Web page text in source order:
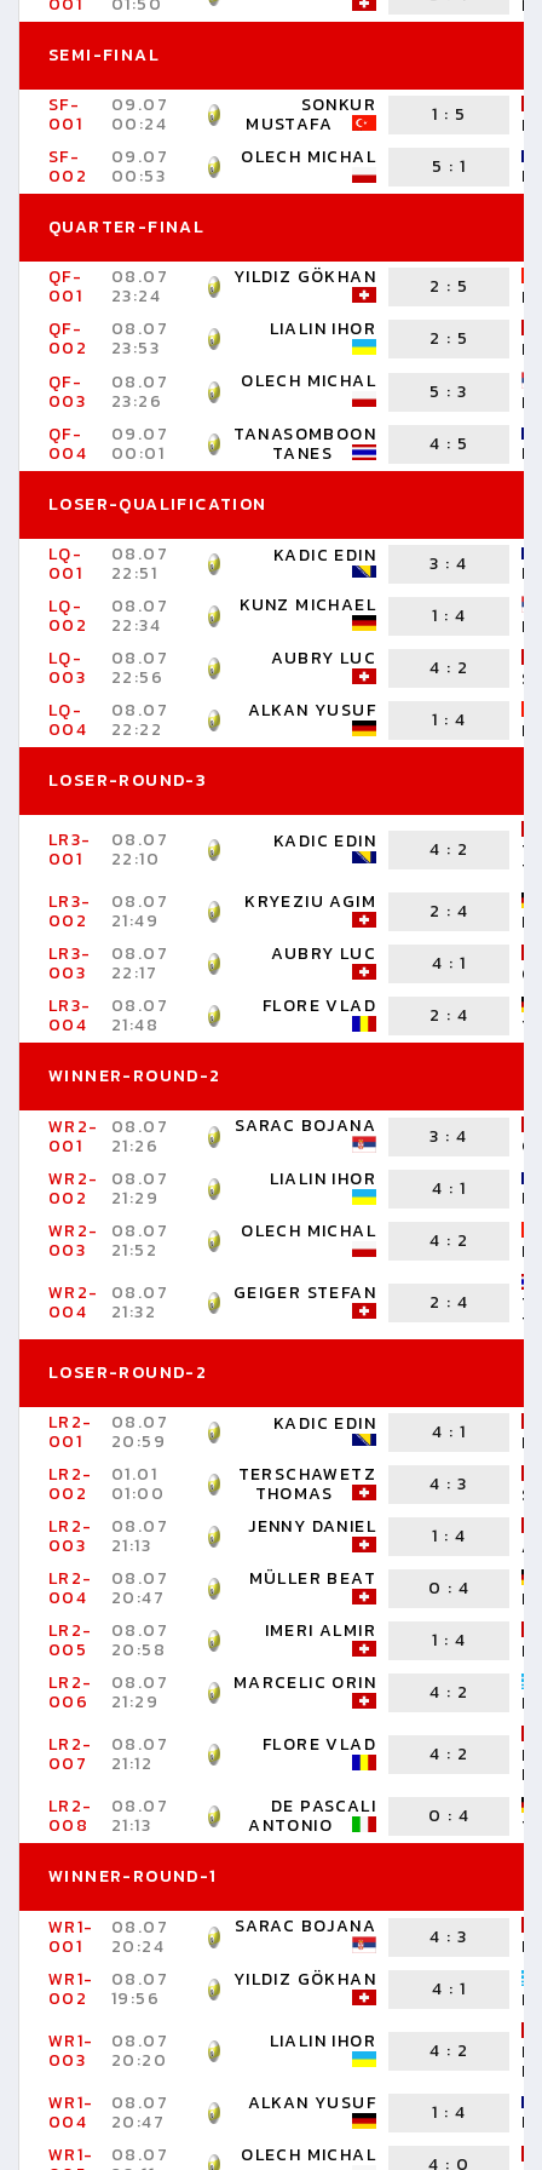
SEMI-FINAL
SF-
001
09.07
00:24
SONKUR
MUSTAFA 1 : 5
SF-
002
09.07
00:53
OLECH MICHAL 5 : 1
QUARTER-FINAL
QF-
001
08.07
23:24
YILDIZ GÖKHAN 2 : 5
QF-
002
08.07
23:53
LIALIN IHOR 2 : 5
QF-
003
08.07
23:26
OLECH MICHAL 5 :3
QF-
004
09.07
00:01
TANASOMBOON
TANES 4 : 5
LOSER-QUALIFICATION
LQ-
001
08.07
22:51
KADIC EDIN 3 :4
LQ-
002
08.07
22:34
KUNZ MICHAEL 1 : 4
LQ-
003
08.07
22:56
AUBRY LUC 4 : 2
LQ-
004
08.07
22:22
ALKAN YUSUF 1 : 4
LOSER-ROUND-3
LR3-
001
08.07
22:10
KADIC EDIN 4 : 2
LR3-
002
08.07
21:49
KRYEZIU AGIM 2 : 4
LR3-
003
08.07
22:17
AUBRY LUC 4 : 1
LR3-
004
08.07
21:48
FLORE VLAD 2 : 4
WINNER-ROUND-2
WR2-
001
08.07
21:26
SARAC BOJANA 3 :4
WR2-
002
08.07
21:29
LIALIN IHOR 4 : 1
WR2-
003
08.07
21:52
OLECH MICHAL 4 : 2
WR2-
004
08.07
21:32
GEIGER STEFAN 2 : 4
LOSER-ROUND-2
LR2-
001
08.07
20:59
KADIC EDIN 4 : 1
LR2-
002
01.01
01:00
TERSCHAWETZ
THOMAS 4 :3
LR2-
003
08.07
21:13
JENNY DANIEL 1 : 4
LR2-
004
08.07
20:47
MÜLLER BEAT 0 : 4
LR2-
005
08.07
20:58
IMERI ALMIR 1 : 4
LR2-
006
08.07
21:29
MARCELIC ORIN 4 : 2
LR2-
007
08.07
21:12
FLORE VLAD 4 : 2
LR2-
008
08.07
21:13
DE PASCALI
ANTONIO 0 : 4
WINNER-ROUND-1
WR1-
001
08.07
20:24
SARAC BOJANA 4 :3
WR1-
002
08.07
19:56
YILDIZ GÖKHAN 4 : 1
WR1-
003
08.07
20:20
LIALIN IHOR 4 : 2
WR1-
004
08.07
20:47
ALKAN YUSUF 1 : 4
WR1-
08.07 OLECH MICHAL 4 : 0